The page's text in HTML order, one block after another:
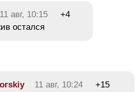
11 авг, 10:15
+4
остался
11 авг, 10:24
+15